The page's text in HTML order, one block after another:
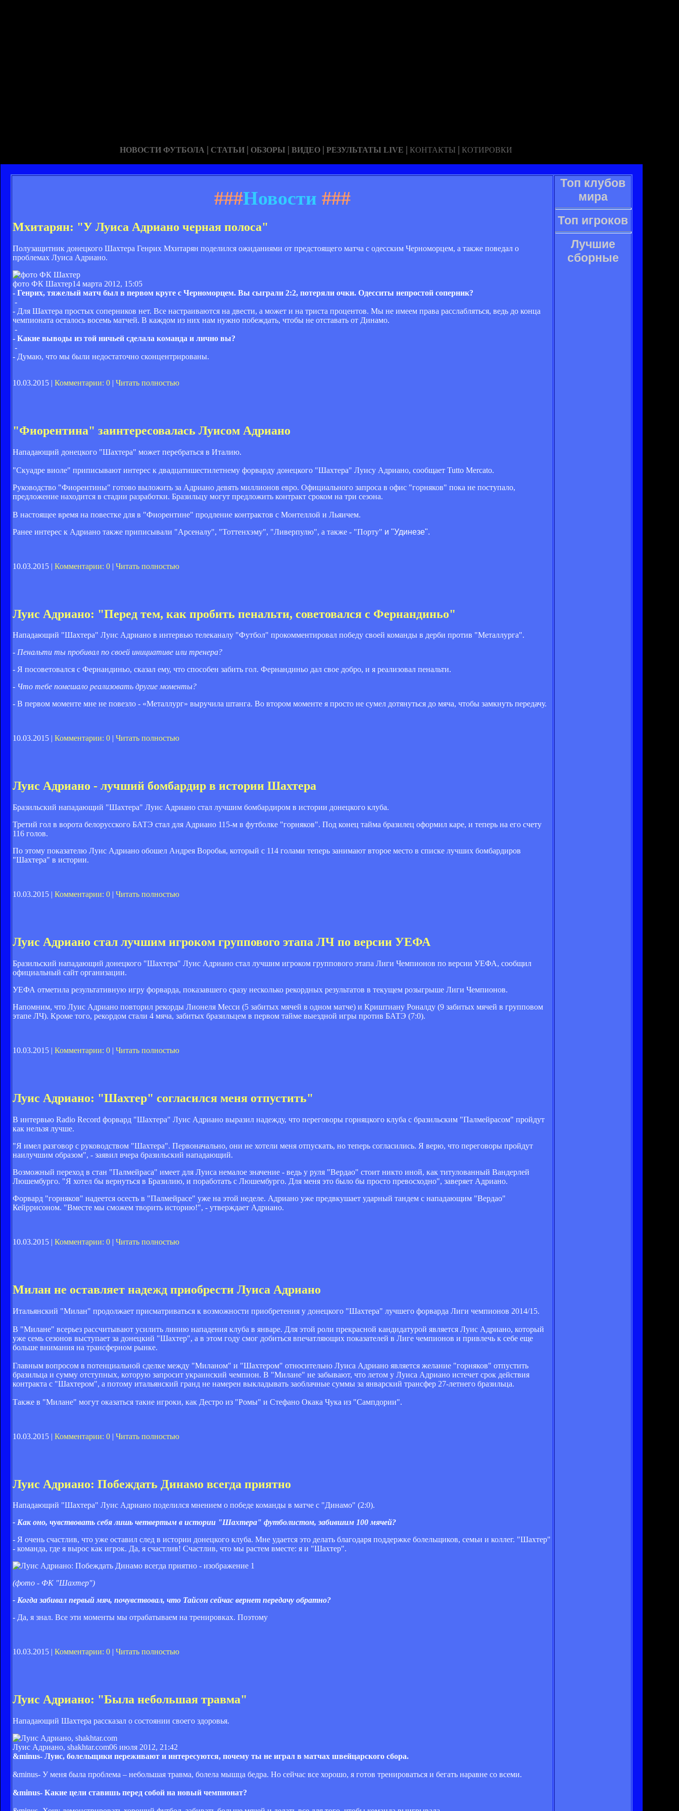
НОВОСТИ ФУТБОЛА | СТАТЬИ | ОБЗОРЫ | ВИДЕО | РЕЗУЛЬТАТЫ LIVE | КОНТАКТЫ | КОТИРОВКИ
###Новости ###
Мхитарян: "У Луиса Адриано черная полоса"
Полузащитник донецкого Шахтера Генрих Мхитарян поделился ожиданиями от предстоящего матча с одесским Черноморцем, а также поведал о
проблемах Луиса Адриано.
фото ФК Шахтер14 марта 2012, 15:05
- Генрих, тяжелый матч был в первом круге с Черноморцем. Вы сыграли 2:2, потеряли очки. Одесситы непростой соперник?
-
- Для Шахтера простых соперников нет. Все настраиваются на двести, а может и на триста процентов. Мы не имеем права расслабляться, ведь до конца
чемпионата осталось восемь матчей. В каждом из них нам нужно побеждать, чтобы не отставать от Динамо.
-
- Какие выводы из той ничьей сделала команда и лично вы?
-
- Думаю, что мы были недостаточно сконцентрированы.
10.03.2015 | Комментарии: 0 | Читать полностью
"Фиорентина" заинтересовалась Луисом Адриано
Нападающий донецкого "Шахтера" может перебраться в Италию.
"Скуадре виоле" приписывают интерес к двадцатишестилетнему форварду донецкого "Шахтера" Луису Адриано, сообщает Tutto Mercato.
Руководство "Фиорентины" готово выложить за Адриано девять миллионов евро. Официального запроса в офис "горняков" пока не поступало,
предложение находится в стадии разработки. Бразильцу могут предложить контракт сроком на три сезона.
В настоящее время на повестке для в "Фиорентине" продление контрактов с Монтеллой и Льяичем.
Ранее интерес к Адриано также приписывали "Арсеналу", "Тоттенхэму", "Ливерпулю", а также - "Порту" и "Удинезе".
10.03.2015 | Комментарии: 0 | Читать полностью
Луис Адриано: "Перед тем, как пробить пенальти, советовался с Фернандиньо"
Нападающий "Шахтера" Луис Адриано в интервью телеканалу "Футбол" прокомментировал победу своей команды в дерби против "Металлурга".
- Пенальти ты пробивал по своей инициативе или тренера?
- Я посоветовался с Фернандиньо, сказал ему, что способен забить гол. Фернандиньо дал свое добро, и я реализовал пенальти.
- Что тебе помешало реализовать другие моменты?
- В первом моменте мне не повезло - «Металлург» выручила штанга. Во втором моменте я просто не сумел дотянуться до мяча, чтобы замкнуть передачу.
10.03.2015 | Комментарии: 0 | Читать полностью
Луис Адриано - лучший бомбардир в истории Шахтера
Бразильский нападающий "Шахтера" Луис Адриано стал лучшим бомбардиром в истории донецкого клуба.
Третий гол в ворота белорусского БАТЭ стал для Адриано 115-м в футболке "горняков". Под конец тайма бразилец оформил каре, и теперь на его счету
116 голов.
По этому показателю Луис Адриано обошел Андрея Воробья, который с 114 голами теперь занимают второе место в списке лучших бомбардиров
"Шахтера" в истории.
10.03.2015 | Комментарии: 0 | Читать полностью
Луис Адриано стал лучшим игроком группового этапа ЛЧ по версии УЕФА
Бразильский нападающий донецкого "Шахтера" Луис Адриано стал лучшим игроком группового этапа Лиги Чемпионов по версии УЕФА, сообщил
официальный сайт организации.
УЕФА отметила результативную игру форварда, показавшего сразу несколько рекордных результатов в текущем розыгрыше Лиги Чемпионов.
Напомним, что Луис Адриано повторил рекорды Лионеля Месси (5 забитых мячей в одном матче) и Криштиану Роналду (9 забитых мячей в групповом
этапе ЛЧ). Кроме того, рекордом стали 4 мяча, забитых бразильцем в первом тайме выездной игры против БАТЭ (7:0).
10.03.2015 | Комментарии: 0 | Читать полностью
Луис Адриано: "Шахтер" согласился меня отпустить"
В интервью Radio Record форвард "Шахтера" Луис Адриано выразил надежду, что переговоры горняцкого клуба с бразильским "Палмейрасом" пройдут
как нельзя лучше.
"Я имел разговор с руководством "Шахтера". Первоначально, они не хотели меня отпускать, но теперь согласились. Я верю, что переговоры пройдут
наилучшим образом", - заявил вчера бразильский нападающий.
Возможный переход в стан "Палмейраса" имеет для Луиса немалое значение - ведь у руля "Вердао" стоит никто иной, как титулованный Вандерлей
Люшембурго. "Я хотел бы вернуться в Бразилию, и поработать с Люшембурго. Для меня это было бы просто превосходно", заверяет Адриано.
Форвард "горняков" надеется осесть в "Палмейрасе" уже на этой неделе. Адриано уже предвкушает ударный тандем с нападающим "Вердао"
Кейррисоном. "Вместе мы сможем творить историю!", - утверждает Адриано.
10.03.2015 | Комментарии: 0 | Читать полностью
Милан не оставляет надежд приобрести Луиса Адриано
Итальянский "Милан" продолжает присматриваться к возможности приобретения у донецкого "Шахтера" лучшего форварда Лиги чемпионов 2014/15.
В "Милане" всерьез рассчитывают усилить линию нападения клуба в январе. Для этой роли прекрасной кандидатурой является Луис Адриано, который
уже семь сезонов выступает за донецкий "Шахтер", а в этом году смог добиться впечатляющих показателей в Лиге чемпионов и привлечь к себе еще
больше внимания на трансферном рынке.
Главным вопросом в потенциальной сделке между "Миланом" и "Шахтером" относительно Луиса Адриано является желание "горняков" отпустить
бразильца и сумму отступных, которую запросит украинский чемпион. В "Милане" не забывают, что летом у Луиса Адриано истечет срок действия
контракта с "Шахтером", а потому итальянский гранд не намерен выкладывать заоблачные суммы за январский трансфер 27-летнего бразильца.
Также в "Милане" могут оказаться такие игроки, как Дестро из "Ромы" и Стефано Окака Чука из "Сампдории".
10.03.2015 | Комментарии: 0 | Читать полностью
Луис Адриано: Побеждать Динамо всегда приятно
Нападающий "Шахтера" Луис Адриано поделился мнением о победе команды в матче с "Динамо" (2:0).
- Как оно, чувствовать себя лишь четвертым в истории "Шахтера" футболистом, забившим 100 мячей?
- Я очень счастлив, что уже оставил след в истории донецкого клуба. Мне удается это делать благодаря поддержке болельщиков, семьи и коллег. "Шахтер"
- команда, где я вырос как игрок. Да, я счастлив! Счастлив, что мы растем вместе: я и "Шахтер".
(фото - ФК "Шахтер")
- Когда забивал первый мяч, почувствовал, что Тайсон сейчас вернет передачу обратно?
- Да, я знал. Все эти моменты мы отрабатываем на тренировках. Поэтому
10.03.2015 | Комментарии: 0 Читать полностью
Луис Адриано: "Была небольшая травма"
Нападающий Шахтера рассказал о состоянии своего здоровья.
Луис Адриано, shakhtar.com06 июля 2012, 21:42
&minus- Луис, болельщики переживают и интересуются, почему ты не играл в матчах швейцарского сбора.
&minus- У меня была проблема – небольшая травма, болела мышца бедра. Но сейчас все хорошо, я готов тренироваться и бегать наравне со всеми.
&minus- Какие цели ставишь перед собой на новый чемпионат?
Топ клубов
мира
Топ игроков
Лучшие
сборные